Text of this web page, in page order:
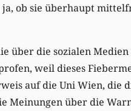
ob sie überhaupt
über die sozialen
weil dieses
auf die Uni Wien, die
Meinungen über die